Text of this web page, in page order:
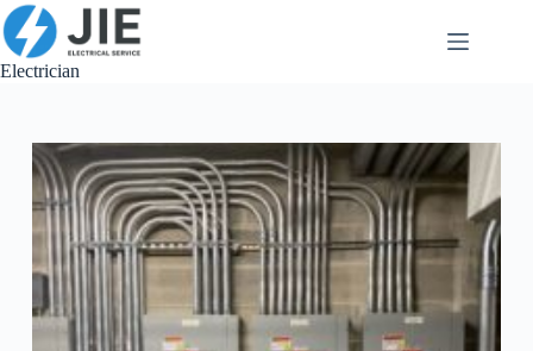
跳
至
内
Electrician